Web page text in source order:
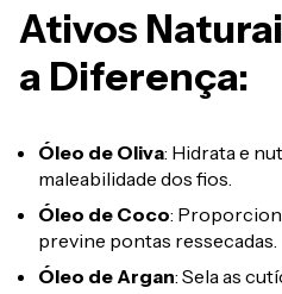
Ativos
a Diferença:
Óleo de Oliva: Hidrata e
maleabilidade dos fios.
Óleo de Coco:
previne pontas ressecadas.
Óleo de Argan: Sela as